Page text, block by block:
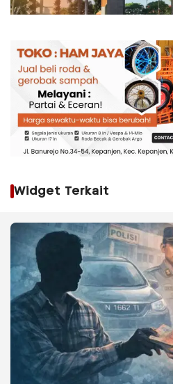
Widget Terkait